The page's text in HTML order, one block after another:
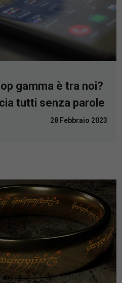
gamma è tra noi?
tutti senza parole
28 Febbraio 2023